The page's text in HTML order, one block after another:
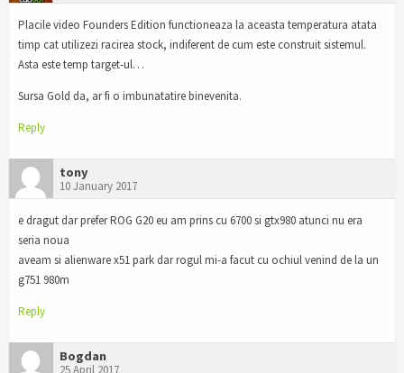
Placile video Founders Edition functioneaza la aceasta temperatura atata
timp cat utilizezi racirea stock, indiferent de cum este construit sistemul.
Asta este temp target-ul…
Sursa Gold da, ar fi o imbunatatire binevenita.
Reply
tony
10 January 2017
e dragut dar prefer ROG G20 eu am prins cu 6700 si gtx980 atunci nu era
seria noua
aveam si alienware x51 park dar rogul mi-a facut cu ochiul venind de la un
g751 980m
Reply
Bogdan
25 April 2017